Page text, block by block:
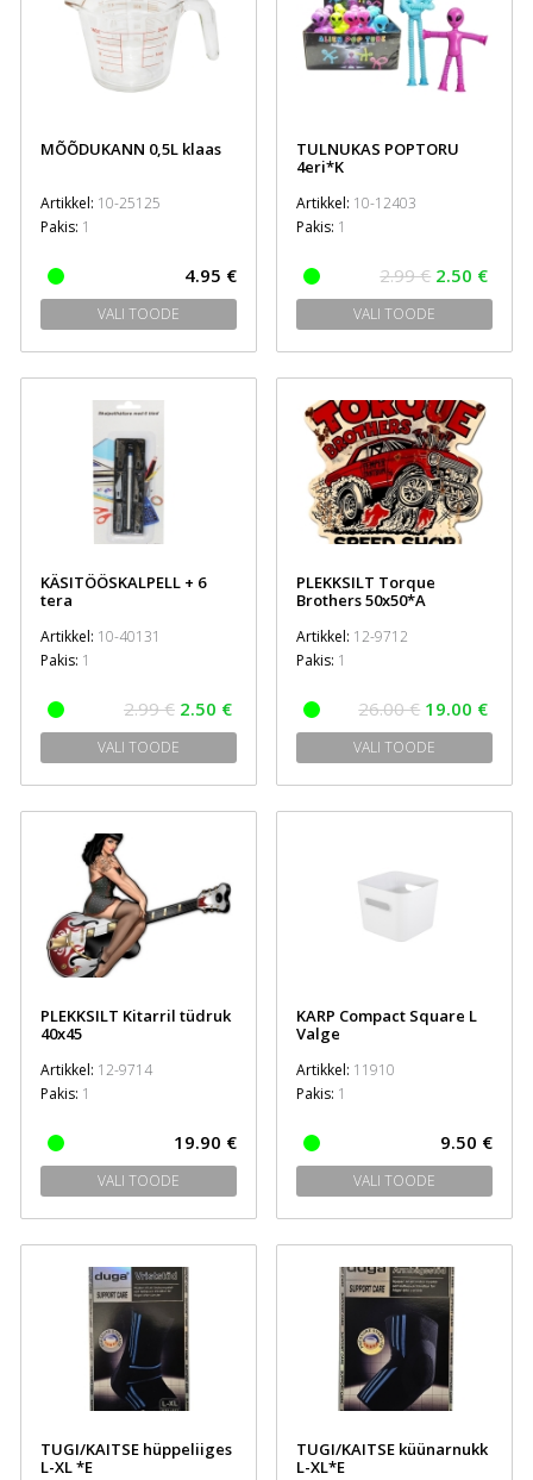
MÕÕDUKANN 0,5L klaas
Artikkel: 10-25125
Pakis: 1
4.95 €
VALI TOODE
TULNUKAS POPTORU
4eri*K
Artikkel: 10-12403
Pakis: 1
2.99 € 2.50 €
VALI TOODE
KÄSITÖÖSKALPELL + 6
tera
Artikkel: 10-40131
Pakis: 1
2.99 € 2.50 €
VALI TOODE
PLEKKSILT Torque
Brothers 50x50*A
Artikkel: 12-9712
Pakis: 1
26.00 € 19.00 €
VALI TOODE
PLEKKSILT Kitarril tüdruk
40x45
Artikkel: 12-9714
Pakis: 1
19.90 €
VALI TOODE
KARP Compact Square L
Valge
Artikkel: 11910
Pakis: 1
9.50 €
VALI TOODE
TUGI/KAITSE hüppeliiges
L-XL *E
TUGI/KAITSE küünarnukk
L-XL*E